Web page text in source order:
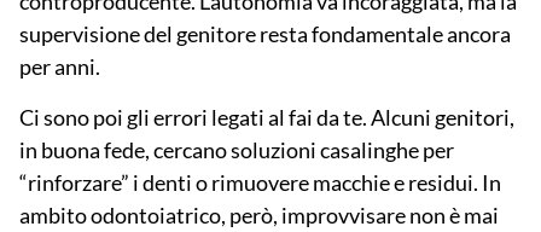
supervisione del genitore restafondamentaleancora
per anni.
Ci sono poi gli errori legati al fai da te. Alcuni genitori,
in buona fede, cercano soluzioni casalinghe per
“rinforzare” i denti o rimuovere macchie e residui. In
ambito odontoiatrico, però, improvvisare non è mai